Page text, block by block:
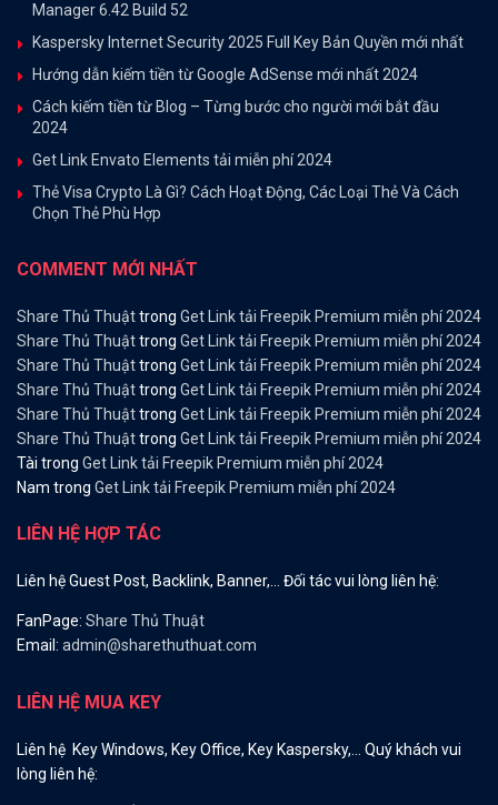
Manager 6.42 Build 52
Kaspersky Internet Security 2025 Full Key Bản Quyền mới nhất
Hướng dẫn kiếm tiền từ Google AdSense mới nhất 2024
Cách kiếm tiền từ Blog – Từng bước cho người mới bắt đầu
2024
Get Link Envato Elements tải miễn phí 2024
Thẻ Visa Crypto Là Gì? Cách Hoạt Động, Các Loại Thẻ Và Cách
Chọn Thẻ Phù Hợp
COMMENT MỚI NHẤT
Share Thủ Thuậttrong Get Link tải Freepik Premium miễn phí 2024
Share Thủ Thuậttrong Get Link tải Freepik Premium miễn phí 2024
Share Thủ Thuậttrong Get Link tải Freepik Premium miễn phí 2024
Share Thủ Thuậttrong Get Link tải Freepik Premium miễn phí 2024
Share Thủ Thuậttrong Get Link tải Freepik Premium miễn phí 2024
Share Thủ Thuậttrong Get Link tải Freepik Premium miễn phí 2024
Tài trong Get Link tải Freepik Premium miễn phí 2024
Nam trong Get Link tải Freepik Premium miễn phí 2024
LIÊN HỆ HỢP TÁC
Liên hệ Guest Post, Backlink, Banner,… Đối tác vui lòng liên hệ:
FanPage: Share Thủ Thuật
Email: admin@sharethuthuat.com
LIÊN HỆ MUA KEY
Liên hệ Key Windows, Key Office, Key Kaspersky,… Quý khách vui
lòng liên hệ: